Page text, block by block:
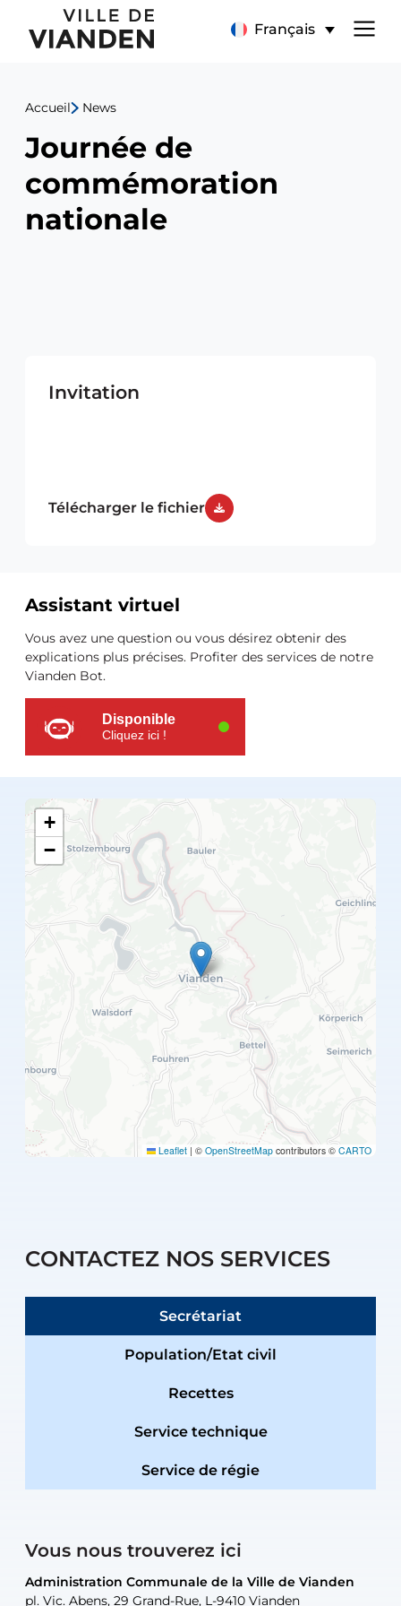
Journée
de
commémoration
nationale
Français
Menu
navigation
principal
Accueil News
Journée de
commémoration
nationale
Invitation
Télécharger le fichier
Ressources
supplémentaires
Assistant virtuel
Vous avez une question ou vous désirez obtenir des
explications plus précises. Profiter des services de notre
Vianden Bot.
Disponible
Cliquez ici !
+
−
Leaflet | © OpenStreetMap contributors © CARTO
CONTACTEZ NOS SERVICES
Secrétariat
Population/Etat civil
Recettes
Service technique
Service de régie
Vous nous trouverez ici
Administration Communale de la Ville de Vianden
pl. Vic. Abens, 29 Grand-Rue, L-9410 Vianden
Administration Communale de la Ville de Vianden
pl. Vic. Abens, 29 Grand-Rue, L-9410 Vianden
Administration Communale de la Ville de Vianden
pl. Vic. Abens, 29 Grand-Rue, L-9410 Vianden
Administration Communale de la Ville de Vianden
pl. Vic. Abens, 29 Grand-Rue, L-9410 Vianden
Atelier Communal de la Ville de Vianden
30, rue Neugarten, L-9422 Vianden